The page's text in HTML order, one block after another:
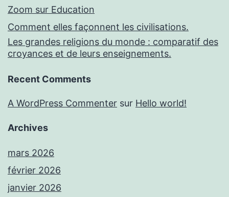
Zoom sur Education
Comment elles façonnent les civilisations.
Les grandes religions du monde : comparatif des
croyances et de leurs enseignements.
Recent Comments
A WordPress Commenter sur Hello world!
Archives
mars 2026
février 2026
janvier 2026